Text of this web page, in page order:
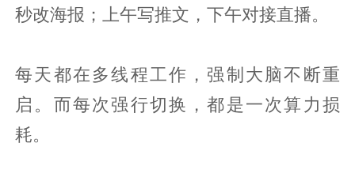
秒改海报；上午写推文，下午对接直播。
每天都在多线程工作，强制大脑不断重
启。而每次强行切换，都是一次算力损
耗。